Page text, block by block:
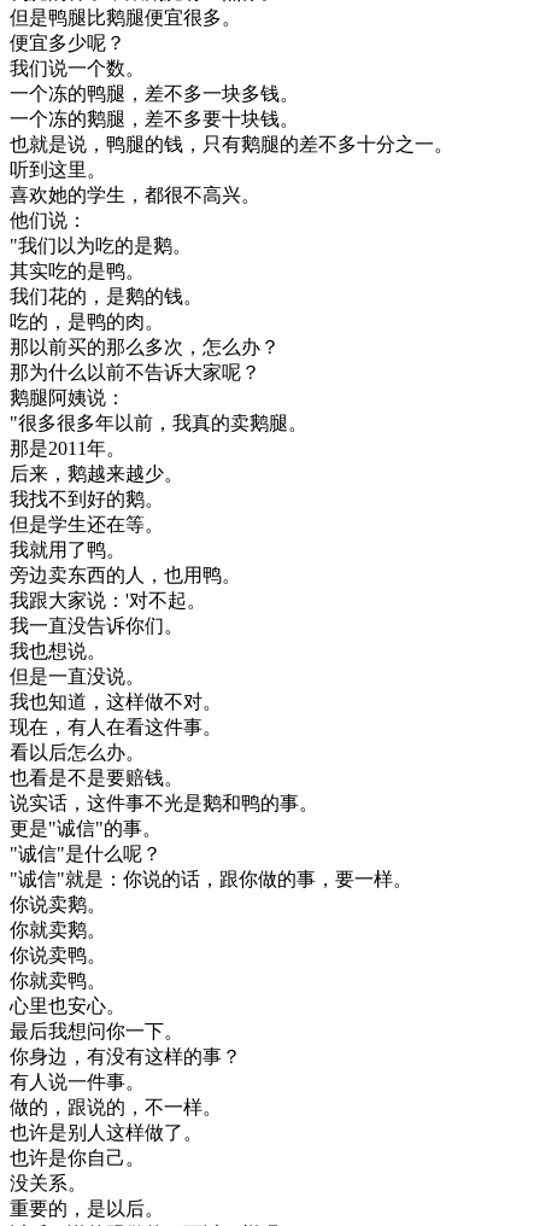
但是鸭腿比鹅腿便宜很多。
便宜多少呢 ？
我们说一个数。
一个冻的鸭腿 ， 差不多一块多钱。
一个冻的鹅腿 ， 差不多要十块钱。
也就是说 ， 鸭腿的钱 ， 只有鹅腿的差不多十分之一。
听到 这里。
喜欢她的学生 ， 都很不高兴。
他们说 ：
"我们以为吃的是鹅。
其实吃的是鸭。
我们花的 ， 是鹅的钱。
吃的 ， 是鸭的肉。
那以前买的那么多次 ， 怎么办 ？
那为什么以前不告诉大家呢 ？
鹅腿阿姨说 ：
"很多很多年以前 ， 我真的卖鹅腿。
那是2011年。
后来 ， 鹅越来越少。
我找不到 好的鹅。
但是学生还在等。
我就用 了鸭。
旁边卖东西的人 ， 也用鸭。
我跟大家说 ： '对不起。
我一直没告诉你们。
我也想说。
但是一直没说。
我也知道 ， 这样做不对。
现在 ， 有人在看这件事。
看以后怎么办。
也看是不是要赔钱。
说实话 ， 这件事不光是鹅和鸭的事。
更是"诚信"的事。
"诚信"是什么呢 ？
"诚信"就是 ： 你说的话 ， 跟你做的事 ， 要一样。
你说卖鹅。
你就卖鹅。
你说卖鸭。
你就卖鸭。
心里也安心。
最后我想问你一下。
你身边 ， 有没有这样的事 ？
有人说一件事。
做的 ， 跟说的 ， 不一样。
也许是别人这样做了。
也许是你自己。
没关系。
重要的 ， 是以后。